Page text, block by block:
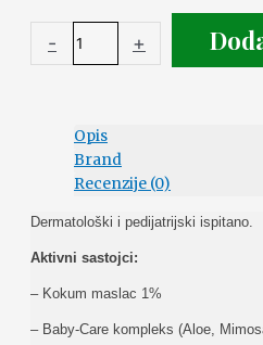
- +
Opis
Brand
Recenzije (0)
Dermatološki i pedijatrijski ispitano.
Aktivni sastojci:
– Kokum maslac 1%
– Baby-Care kompleks (Aloe,